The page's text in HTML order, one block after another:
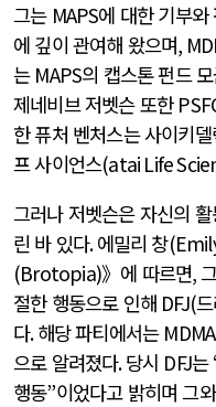
그는 MAPS에 대한 기부와
에 깊이 관여해 왔으며,
는 MAPS의 캡스톤 펀드
제네비브 저벳슨 또한
한 퓨처 벤처스는 사이키
프 사이언스(atai Life
그러나 저벳슨은 자신의
린 바 있다.에밀리 창
(Brotopia)》에 따르면,
절한 행동으로 인해 DFJ(
다.해당 파티에서는 MDMA
으로 알려졌다.당시 DFJ는
행동”이었다고 밝히며 그